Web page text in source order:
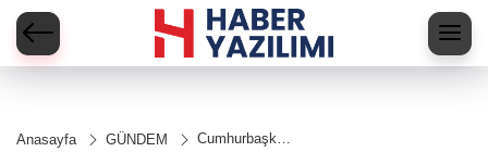
Anasayfa GÜNDEM
Cumhurbaşkanı